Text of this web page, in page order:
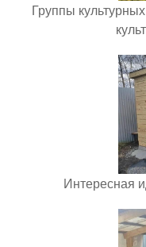
Группы
Интересная